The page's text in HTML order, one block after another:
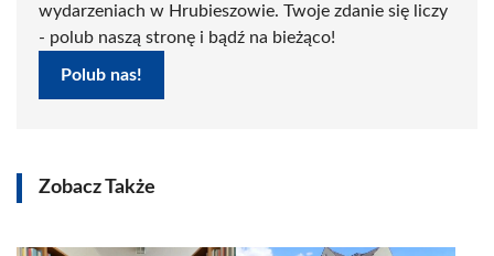
wydarzeniach w Hrubieszowie. Twoje zdanie się liczy
- polub naszą stronę i bądź na bieżąco!
Polub nas!
Zobacz Także